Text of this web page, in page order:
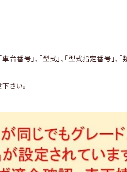
番号」、「型式」、「型式指定番号」、
さい。